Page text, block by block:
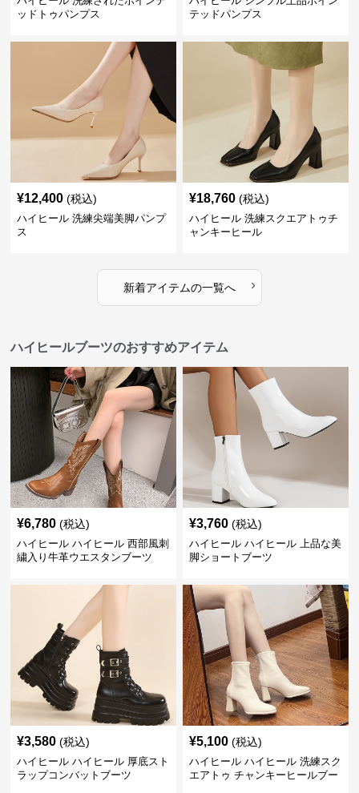
ッドトゥパンプス
テッドパンプス
¥12,400 (税込)
ハイヒール 洗練尖端美脚パンプ
ス
¥18,760 (税込)
ハイヒール 洗練スクエアトゥチ
ャンキーヒール
新着アイテムの一覧へ ›
ハイヒールブーツのおすすめアイテム
¥6,780 (税込)
ハイヒール ハイヒール 西部風刺
繍入り牛革ウエスタンブーツ
¥3,760 (税込)
ハイヒール ハイヒール 上品な美
脚ショートブーツ
¥3,580 (税込)
ハイヒール ハイヒール 厚底スト
ラップコンバットブーツ
¥5,100 (税込)
ハイヒール ハイヒール 洗練スク
エアトゥ チャンキーヒールブー